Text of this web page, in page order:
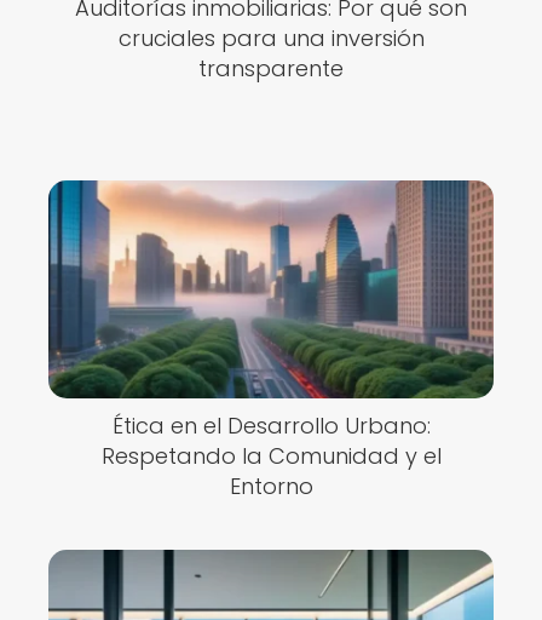
Auditorías inmobiliarias: Por qué son
cruciales para una inversión
transparente
Ética en el Desarrollo Urbano:
Respetando la Comunidad y el
Entorno